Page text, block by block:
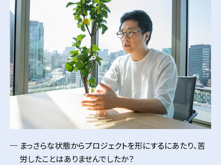
まっさらな状態からプロジェクトを形にするにあたり、苦
労したことはありませんでしたか？